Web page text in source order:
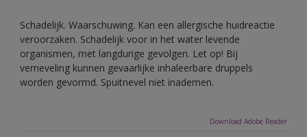
Schadelijk. Waarschuwing. Kan een allergische huidreactie
veroorzaken. Schadelijk voor in het water levende
organismen, met langdurige gevolgen. Let op! Bij
verneveling kunnen gevaarlijke inhaleerbare druppels
worden gevormd. Spuitnevel niet inademen.
Download Adobe Reader